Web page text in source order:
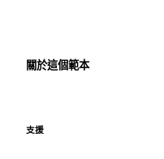
關於這個範本
支援